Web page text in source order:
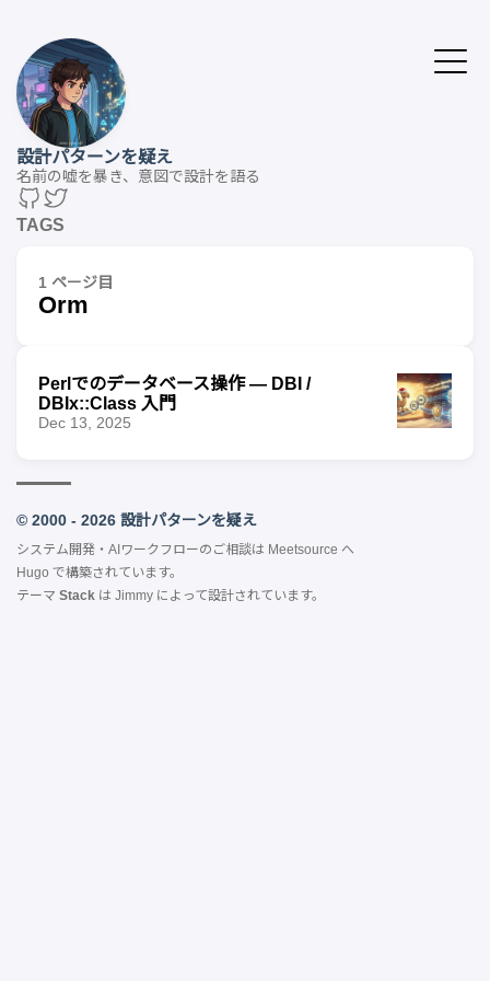
設計パターンを疑え
名前の嘘を暴き、意図で設計を語る
TAGS
1 ページ目
Orm
Perlでのデータベース操作 — DBI /
DBIx::Class 入門
Dec 13, 2025
© 2000 - 2026 設計パターンを疑え
システム開発・AIワークフローのご相談は Meetsource へ
Hugo で構築されています。
テーマ Stack は Jimmy によって設計されています。